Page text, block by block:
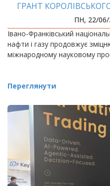
ГРАНТ
ПН, 22/06/
Івано-Франківський
нафти і газу продовжує
міжнародному науковому
Переглянути